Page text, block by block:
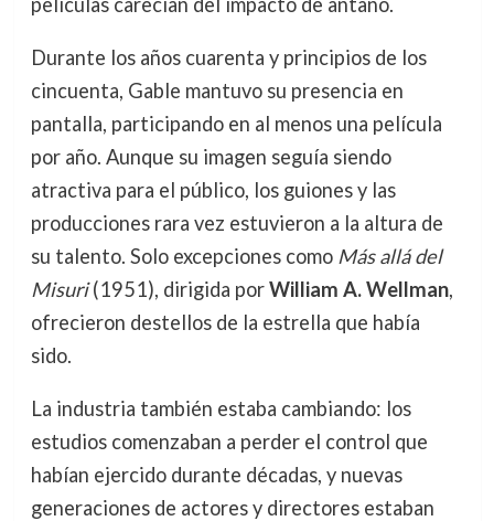
Durante los años cuarenta y principios de los
cincuenta, Gable mantuvo su presencia en
pantalla, participando en al menos una película
por año. Aunque su imagen seguía siendo
atractiva para el público, los guiones y las
producciones rara vez estuvieron a la altura de
su talento. Solo excepciones como Más allá del
Misuri(1951), dirigida porWilliam A. Wellman,
ofrecieron destellos de la estrella que había
sido.
La industria también estaba cambiando: los
estudios comenzaban a perder el control que
habían ejercido durante décadas, y nuevas
generaciones de actores y directores estaban